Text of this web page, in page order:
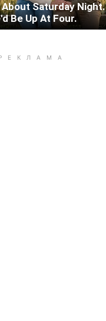
About Saturday Night.
Be Up At Four.